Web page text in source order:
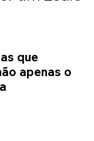
um Estilo
que
apenas o